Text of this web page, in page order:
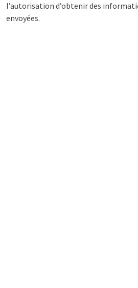
l’autorisation d’obtenir des
envoyées.